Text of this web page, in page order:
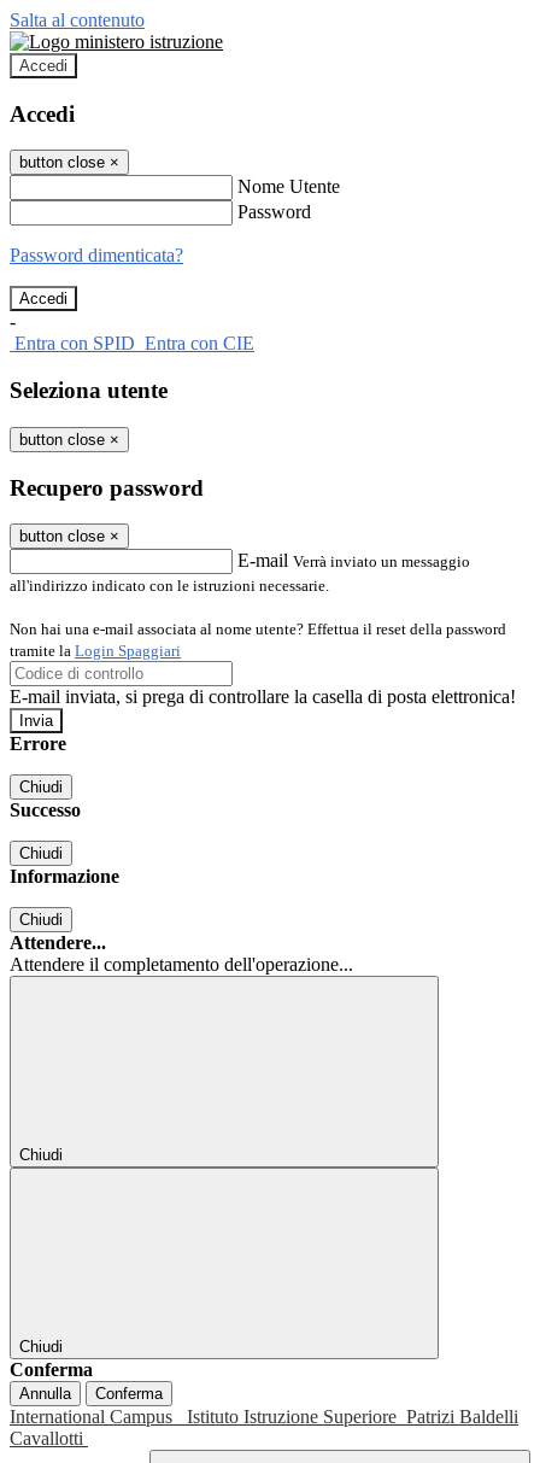
Salta al contenuto
Accedi
Accedi
button close ×
Nome Utente
Password
Password dimenticata?
-
Entra con SPID Entra con CIE
Seleziona utente
button close ×
Recupero password
button close ×
E-mail Verrà inviato un messaggio
all'indirizzo indicato con le istruzioni necessarie.
Non hai una e-mail associata al nome utente? Effettua il reset della password
tramite la Login Spaggiari
E-mail inviata, si prega di controllare la casella di posta elettronica!
Errore
Chiudi
Successo
Chiudi
Informazione
Chiudi
Attendere...
Attendere il completamento dell'operazione...
Chiudi
Chiudi
Conferma
Annulla Conferma
International Campus Istituto Istruzione Superiore Patrizi Baldelli
Cavallotti